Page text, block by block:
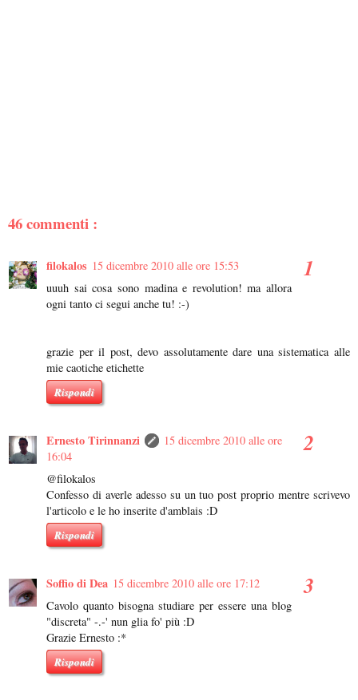
46 commenti :
filokalos 15 dicembre 2010 alle ore 15:53
uuuh sai cosa sono madina e revolution! ma allora
ogni tanto ci segui anche tu! :-)
grazie per il post, devo assolutamente dare una sistematica alle
mie caotiche etichette
Rispondi
Ernesto Tirinnanzi
15 dicembre 2010 alle ore
16:04
@filokalos
Confesso di averle adesso su un tuo post proprio mentre scrivevo
l'articolo e le ho inserite d'amblais :D
Rispondi
Soffio di Dea 15 dicembre 2010 alle ore 17:12
Cavolo quanto bisogna studiare per essere una blog
"discreta" -.-' nun glia fo' più :D
Grazie Ernesto :*
Rispondi